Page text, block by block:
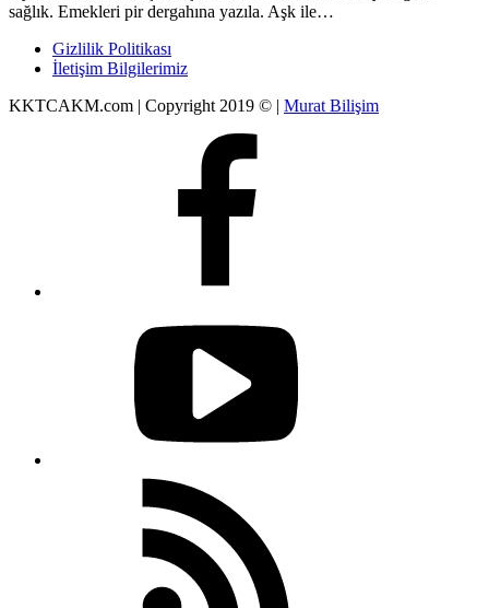
sağlık. Emekleri pir dergahına yazıla. Aşk ile…
Gizlilik Politikası
İletişim Bilgilerimiz
KKTCAKM.com | Copyright 2019 © | Murat Bilişim